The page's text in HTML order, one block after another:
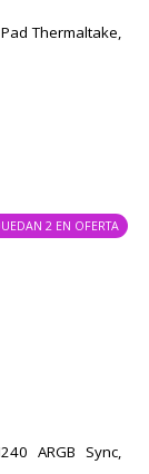
Thermaltake,
2 EN OFERTA
ARGB Sync,